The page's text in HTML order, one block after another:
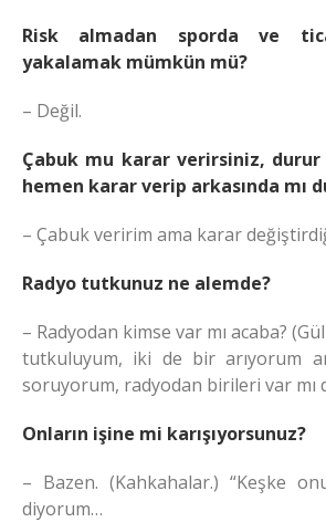
Risk almadan sporda ve
yakalamak mümkün mü?
– Değil.
Çabuk mu karar verirsiniz, durur
hemen karar verip arkasında mı
– Çabuk veririm ama karar
Radyo tutkunuz ne alemde?
– Radyodan kimse var mı acaba?
tutkuluyum, iki de bir arıyorum
soruyorum, radyodan birileri var mı
Onların işine mi karışıyorsunuz?
– Bazen. (Kahkahalar.) “Keşke onu
diyorum…